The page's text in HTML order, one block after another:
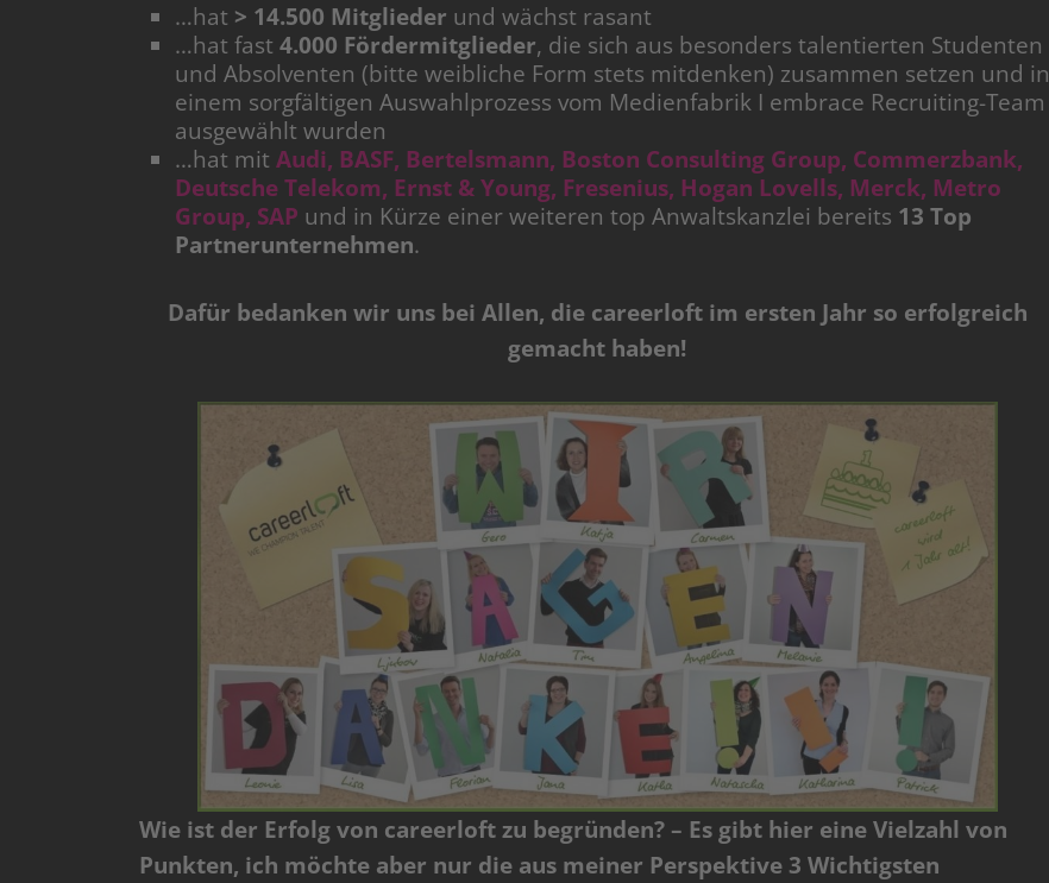
…hat > 14.500 Mitglieder und wächst rasant
…hat fast 4.000 Fördermitglieder, die sich aus besonders talentierten Studenten
und Absolventen (bitte weibliche Form stets mitdenken) zusammen setzen und in
einem sorgfältigen Auswahlprozess vom Medienfabrik I embrace Recruiting-Team
ausgewählt wurden
…hat mit Audi, BASF, Bertelsmann, Boston Consulting Group, Commerzbank,
Deutsche Telekom, Ernst & Young, Fresenius, Hogan Lovells, Merck, Metro
Group, SAP und in Kürze einer weiteren top Anwaltskanzlei bereits 13 Top
Partnerunternehmen.
Dafür bedanken wir uns bei Allen, die careerloft im ersten Jahr so erfolgreich
gemacht haben!
Wie ist der Erfolg von careerloft zu begründen? – Es gibt hier eine Vielzahl von
Punkten, ich möchte aber nur die aus meiner Perspektive 3 Wichtigsten